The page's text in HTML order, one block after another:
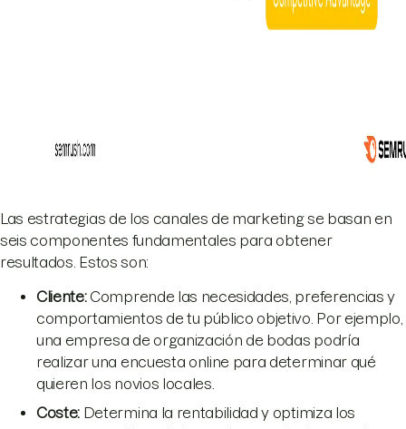
Las estrategias de los canales de marketing se basan en
seis componentes fundamentales para obtener
resultados. Estos son:
Cliente:Comprende las necesidades, preferencias y
comportamientos de tu público objetivo. Por ejemplo,
una empresa de organización de bodas podría
realizar una encuesta online para determinar qué
quieren los novios locales.
Coste: Determina la rentabilidad y optimiza los